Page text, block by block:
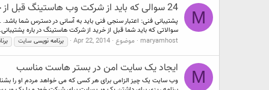
M 24 سوالی که باید از شرکت وب هاستینگ قبل از خرید وب هاستینگ بپرسید
پشتیبانی فنی: اعتبار سنجی فنی باید به آسانی در دسترس شما
سوالاتی که باید شما قبل از خرید از شرکت هاستینگ در باره
maryamhost موضوع Apr 22, 2014 برنامه نویسی سایت
M ایجاد یک سایت امن در بستر هاست مناسب
وب سایت یک چیز الزامی برای هر کسی که می خواهد مردم او را